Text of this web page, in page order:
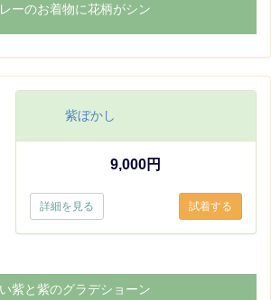
ーのお着物に花柄がシン
紫ぼかし
9,000円
詳細を見る
紫と紫のグラデショーン